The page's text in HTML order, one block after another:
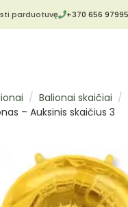
parduotuvę +370 656 97995
Balionai skaičiai
– Auksinis skaičius 3